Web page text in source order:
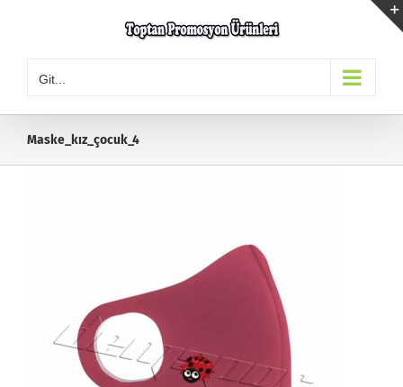
Git...
Maske_kız_çocuk_4